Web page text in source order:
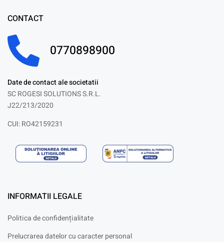
CONTACT
0770898900
Date de contact ale societatii
SC ROGESI SOLUTIONS S.R.L.
J22/213/2020
CUI: RO42159231
INFORMATII LEGALE
Politica de confidențialitate
Prelucrarea datelor cu caracter personal